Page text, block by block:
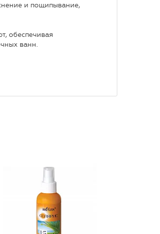
и пощипывание,
обеспечивая
ванн.